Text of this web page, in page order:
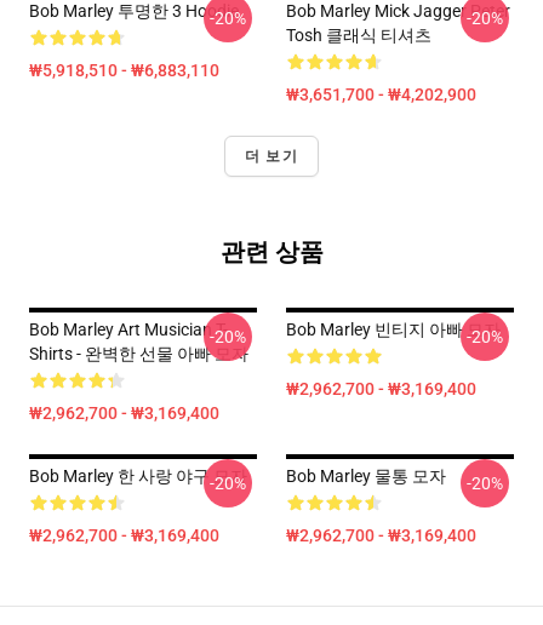
Bob Marley 투명한 3 Hoodie
₩5,918,510 - ₩6,883,110
-20%
Bob Marley Mick Jagger Peter
Tosh 클래식 티셔츠
₩3,651,700 - ₩4,202,900
-20%
더 보기
관련 상품
Bob Marley Art Musician T-
Shirts - 완벽한 선물 아빠 모자
₩2,962,700 - ₩3,169,400
-20% Bob Marley 빈티지 아빠 모자
₩2,962,700 - ₩3,169,400
-20%
Bob Marley 한 사랑 야구 모자
₩2,962,700 - ₩3,169,400
-20% Bob Marley 물통 모자
₩2,962,700 - ₩3,169,400
-20%